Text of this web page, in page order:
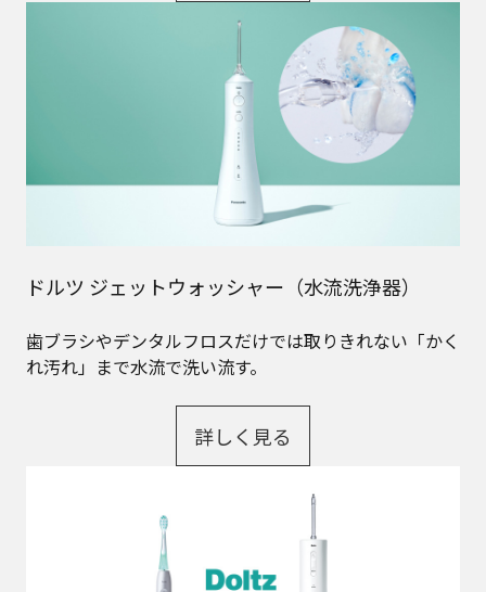
ドルツ ジェットウォッシャー（水流洗浄器）
歯ブラシやデンタルフロスだけでは取りきれない「かく
れ汚れ」まで水流で洗い流す。
詳しく見る